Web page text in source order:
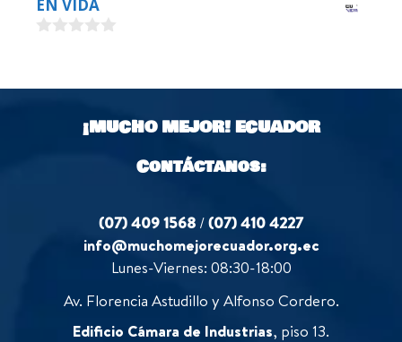
o
f
o
u
5
EN VIDA
t
¡MUCHO MEJOR!ECUADOR
Contáctanos:
(07) 409 1568 /(07) 410 4227
info@muchomejorecuador.org.ec
Lunes-Viernes: 08:30-18:00
Av. Florencia Astudillo y Alfonso Cordero.
Edificio Cámara de Industrias, piso 13.